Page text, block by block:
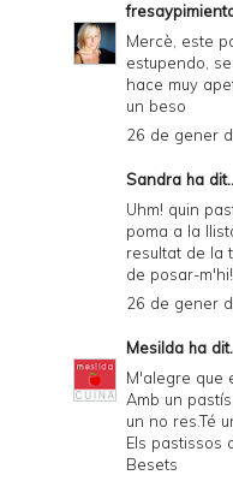
Mercè, este
estupendo,
hace muy
un beso
26 de gener
Sandra ha
Uhm! quin
poma a la
resultat de la
de posar-m'hi!
26 de gener
Mesilda ha
M'alegre que
Amb un
un no res.Té
Els pastissos
Besets